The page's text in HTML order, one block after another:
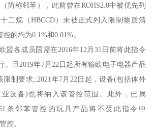
简称邻苯），此前曾在ROHS2.0中被优先列
二烷（HBCCD）未被正式列入限制物质清
的均为0.1%和0.01%。
盟各成员国需在2016年12月31日前将此指令
。且2019年7月22日起所有输欧电子电器产品
制要求,;2021年7月22日起，设备(包括体外
设备)也将纳入该管控范围。此外，已属
条邻苯管控的玩具产品将不受此指令中
控。